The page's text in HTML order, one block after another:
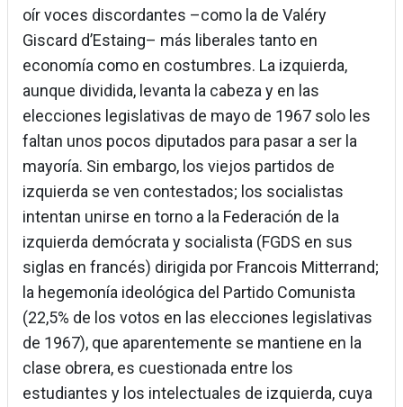
oír voces discordantes –como la de Valéry
Giscard d’Estaing– más liberales tanto en
economía como en costumbres. La izquierda,
aunque dividida, levanta la cabeza y en las
elecciones legislativas de mayo de 1967 solo les
faltan unos pocos diputados para pasar a ser la
mayoría. Sin embargo, los viejos partidos de
izquierda se ven contestados; los socialistas
intentan unirse en torno a la Federación de la
izquierda demócrata y socialista (FGDS en sus
siglas en francés) dirigida por Francois Mitterrand;
la hegemonía ideológica del Partido Comunista
(22,5% de los votos en las elecciones legislativas
de 1967), que aparentemente se mantiene en la
clase obrera, es cuestionada entre los
estudiantes y los intelectuales de izquierda, cuya